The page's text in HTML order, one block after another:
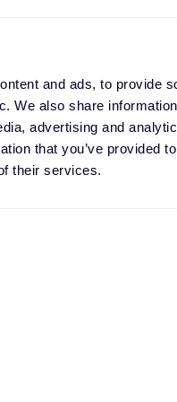
and ads, to provide
We also share
advertising and
that you’ve provided
their services.
biznes
potrzebujesz
partnerem,